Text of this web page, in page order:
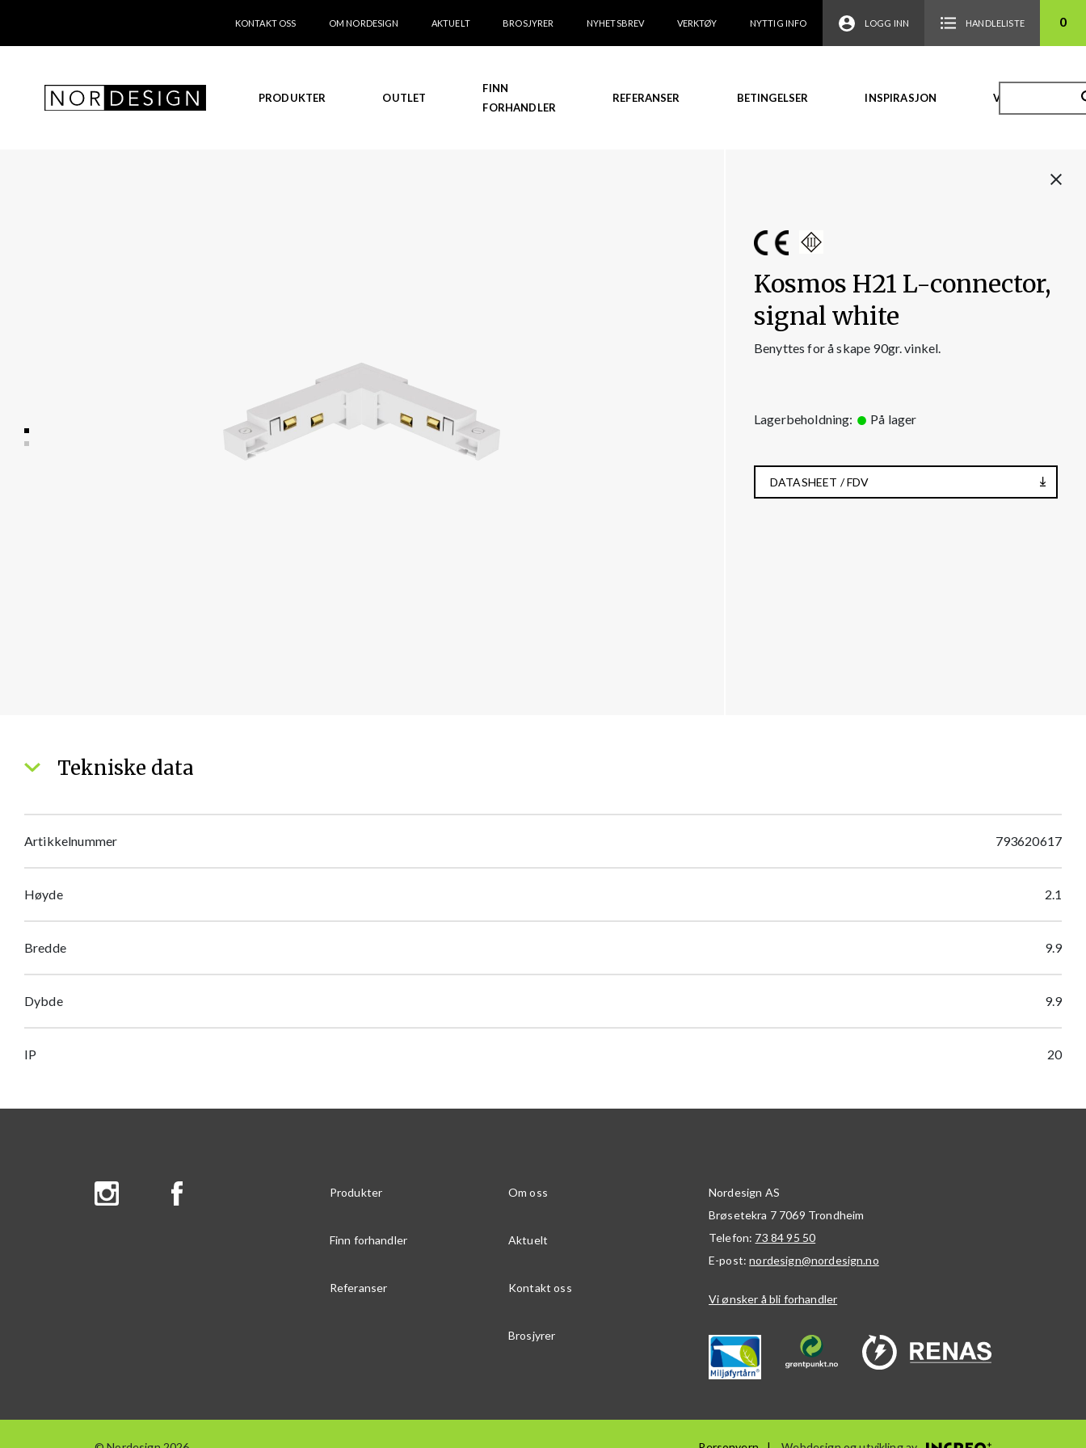
KONTAKT OSS OM NORDESIGN AKTUELT BROSJYRER NYHETSBREV VERKTØY NYTTIG INFO LOGG INN HANDLELISTE 0
PRODUKTER OUTLET
FINN
FORHANDLER
REFERANSER BETINGELSER INSPIRASJON VIDEO
Kosmos H21 L-connector,
signal white
Benyttes for å skape 90gr. vinkel.
Lagerbeholdning: På lager
DATASHEET / FDV
Tekniske data
Artikkelnummer 793620617
Høyde 2.1
Bredde 9.9
Dybde 9.9
IP 20
Produkter Om oss
Finn forhandler Aktuelt
Referanser Kontakt oss
Brosjyrer
Nordesign AS
Brøsetekra 7 7069 Trondheim
Telefon: 73 84 95 50
E-post:nordesign@nordesign.no
Vi ønsker å bli forhandler